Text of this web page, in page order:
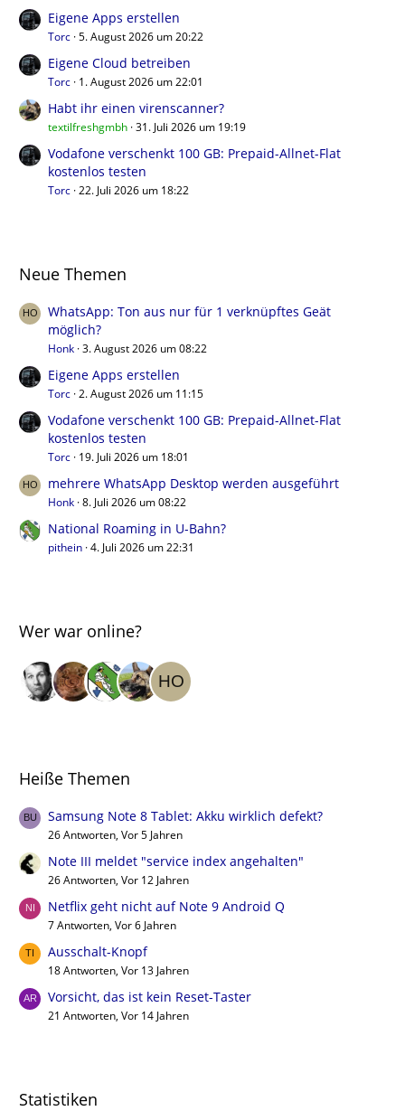
Eigene Apps erstellen
Torc 5. August 2026 um 20:22
Eigene Cloud betreiben
Torc 1. August 2026 um 22:01
Habt ihr einen virenscanner?
textilfreshgmbh 31. Juli 2026 um 19:19
Vodafone verschenkt 100 GB: Prepaid-Allnet-Flat
kostenlos testen
Torc 22. Juli 2026 um 18:22
Neue Themen
WhatsApp: Ton aus nur für 1 verknüpftes Geät
möglich?
Honk 3. August 2026 um 08:22
Eigene Apps erstellen
Torc 2. August 2026 um 11:15
Vodafone verschenkt 100 GB: Prepaid-Allnet-Flat
kostenlos testen
Torc 19. Juli 2026 um 18:01
mehrere WhatsApp Desktop werden ausgeführt
Honk 8. Juli 2026 um 08:22
National Roaming in U-Bahn?
pithein 4. Juli 2026 um 22:31
Wer war online?
Heiße Themen
Samsung Note 8 Tablet: Akku wirklich defekt?
26 Antworten, Vor 5 Jahren
Note III meldet "service index angehalten"
26 Antworten, Vor 12 Jahren
Netflix geht nicht auf Note 9 Android Q
7 Antworten, Vor 6 Jahren
Ausschalt-Knopf
18 Antworten, Vor 13 Jahren
Vorsicht, das ist kein Reset-Taster
21 Antworten, Vor 14 Jahren
Statistiken